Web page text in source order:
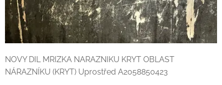
NOVY DIL MRIZKA NARAZNIKU KRYT OBLAST
NÁRAZNÍKU (KRYT) Uprostřed A2058850423